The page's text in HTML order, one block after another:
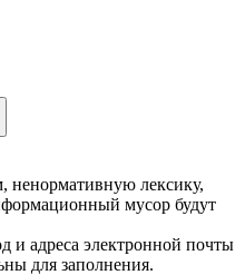
ненормативную лексику,
мусор будут
и адреса электронной почты
для заполнения.